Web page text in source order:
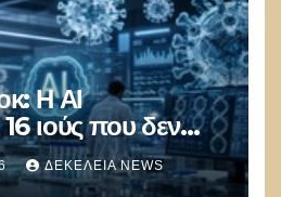
Η ΑΙ
ιούς που δεν
φύση –
εφιάλτης μόλις
ΔΕΚΈΛΕΙΑ NEWS